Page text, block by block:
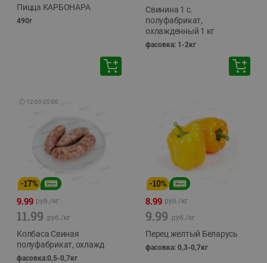
Пицца КАРБОНАРА
490г
Свинина 1 с.
полуфабрикат,
охлажденный 1 кг
фасовка: 1-2кг
🕘 12:00-20:00
-17%
9.99 руб./кг
11.99 руб./кг
Колбаса Свиная
полуфабрикат, охлажд
фасовка:0,5-0,7кг
-10%
8.99 руб./кг
9.99 руб./кг
Перец желтый Беларусь
фасовка: 0,3-0,7кг